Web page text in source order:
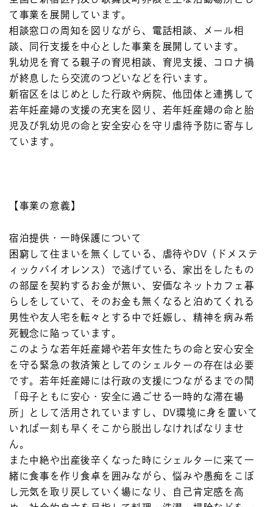
て事業を展開しています。
相談窓口の周知を図りながら、電話相談、メール相
談、同行支援を中心とした事業を展開しています。
乳幼児を育てる親子の育児相談、育児支援、コロナ禍
が終息したら交流のつどいなどを行います。
新宿区をはじめとした行政や病院、他団体と連携して
若年妊産婦の支援の充実を図り、若年妊産婦の命と胎
児及び乳幼児の命と安全安心を守り虐待予防に寄与し
ています。
【事業の意義】
宿泊提供・一時保護について
困窮して住まいを無くしている、虐待やDV（ドメステ
ィックバイオレンス）で逃げている、家出をしたもの
の部屋を契約するお金が無い、安価なネットカフェ暮
らしをしていて、そのお金も無くなると泊めてくれる
男性や友人宅を転々とする中で妊娠し、精神を病み希
死観念に陥っています。
このような若年妊産婦や若年女性たちの命と安心安全
を守る緊急の救済策としてのシェルターの存在は必要
です。若年妊産婦には行政の支援につながるまでの間
「母子ともに安心・安全に過ごせる一時的な滞在場
所」として活用されていますし、DV環境に身を置いて
いれば一刻も早くそこから脱出しなければなりませ
ん。
また中絶や出産後辛くなった時にシェルターに来て一
緒に食事を作り食卓を囲みながら、悩みや愚痴をこぼ
し元気を取り戻していく場になり、自己肯定感を高